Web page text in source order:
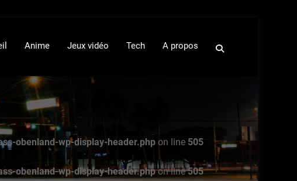
Anime Jeux vidéo Tech A propos
obenland-wp-display-header.php on line 505
obenland-wp-display-header.phpon line505